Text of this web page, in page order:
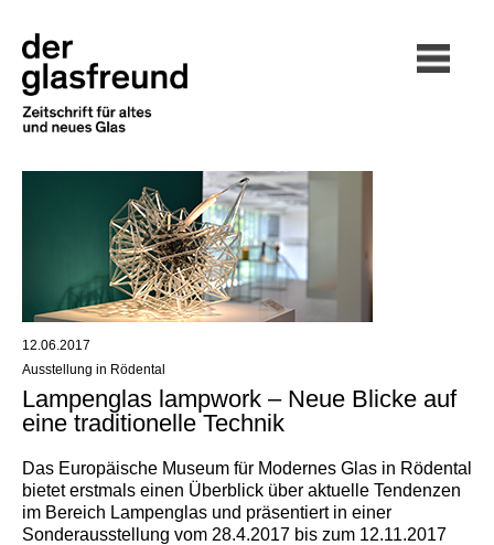
12.06.2017
Ausstellung in Rödental
Lampenglas lampwork – Neue Blicke auf
eine traditionelle Technik
Das Europäische Museum für Modernes Glas in Rödental
bietet erstmals einen Überblick über aktuelle Tendenzen
im Bereich Lampenglas und präsentiert in einer
Sonderausstellung vom 28.4.2017 bis zum 12.11.2017